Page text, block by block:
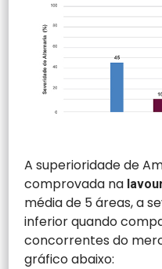
A superioridade de
comprovada na
média de 5 áreas, a
inferior quando
concorrentes do
gráfico abaixo: